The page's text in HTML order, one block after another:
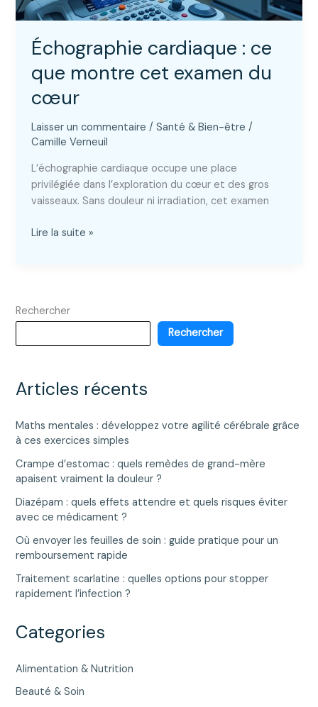
Échographie cardiaque : ce
que montre cet examen du
cœur
Laisser un commentaire /Santé & Bien-être /
Camille Verneuil
L’échographie cardiaque occupe une place
privilégiée dans l’exploration du cœur et des gros
vaisseaux. Sans douleur ni irradiation, cet examen
Échographie
montre
examen
Lire la suite »
Rechercher
Rechercher
Articles récents
Maths mentales : développez votre agilité cérébrale grâce
à ces exercices simples
Crampe d’estomac : quels remèdes de grand-mère
apaisent vraiment la douleur ?
Diazépam : quels effets attendre et quels risques éviter
avec ce médicament ?
Où envoyer les feuilles de soin : guide pratique pour un
remboursement rapide
Traitement scarlatine : quelles options pour stopper
rapidement l’infection ?
Categories
Alimentation & Nutrition
Beauté & Soin